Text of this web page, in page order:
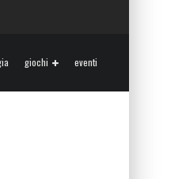
giochi eventi